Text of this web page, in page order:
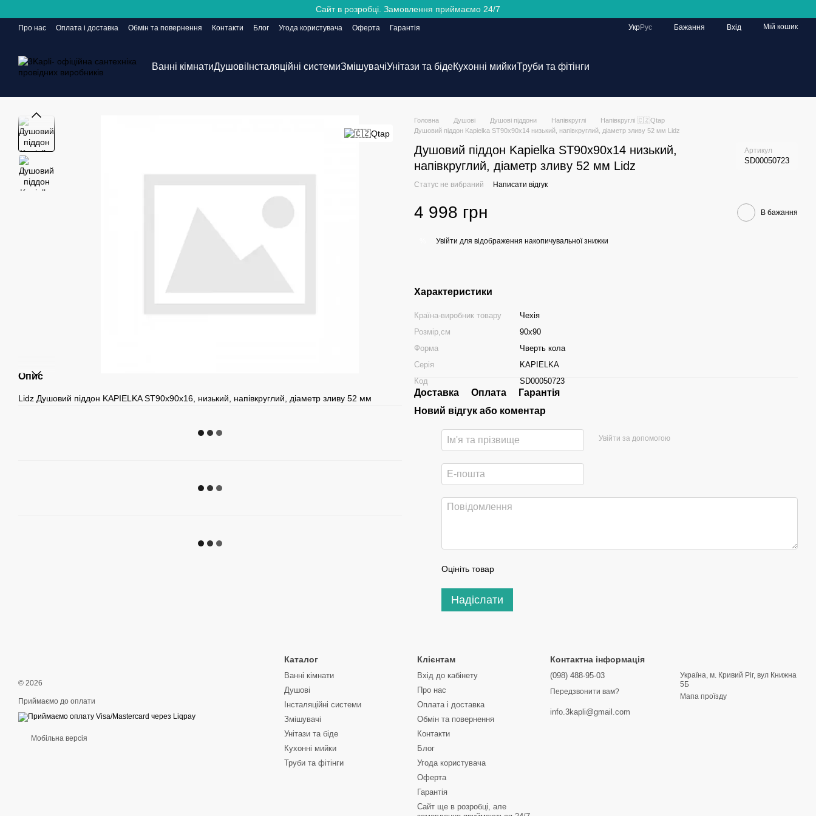
Сайт в розробці. Замовлення приймаємо 24/7
Про нас Оплата і доставка Обмін та повернення Контакти Блог Угода користувача Оферта
Гарантія
УкрРус Бажання Вхід Мій кошик
Ванні кімнатиДушові Інсталяційні системиЗмішувачіУнітази та бідеКухонні мийкиТруби та фітінги
Опис
Lidz Душовий піддон KAPIELKA ST90x90x16, низький, напівкруглий, діаметр зливу 52 мм
Головна Душові Душові піддони Напівкруглі
Напівкруглі 🇨🇿Qtap
Душовий піддон Kapielka ST90x90x14 низький, напівкруглий, діаметр зливу 52 мм Lidz
Душовий піддон Kapielka ST90x90x14 низький,
напівкруглий, діаметр зливу 52 мм Lidz
Артикул
SD00050723
Статус не вибраний Написати відгук
4 998 грн В бажання
Увійти для відображення накопичувальної знижки
Характеристики
Країна-виробник товару
Чехія
Розмір,см
90x90
Форма
Чверть кола
Серія
KAPIELKA
Код
SD00050723
Доставка Оплата
Гарантія
Новий відгук або коментар
Увійти за допомогою
Оцініть товар
Надіслати
© 2026
Приймаємо до оплати
Мобільна версія
Каталог
Ванні кімнати
Душові
Інсталяційні системи
Змішувачі
Унітази та біде
Кухонні мийки
Труби та фітінги
Клієнтам
Вхід до кабінету
Про нас
Оплата і доставка
Обмін та повернення
Контакти
Блог
Угода користувача
Оферта
Гарантія
Сайт ще в розробці, але
Контактна інформація
(098) 488-95-03
Передзвонити вам?
info.3kapli@gmail.com
Україна, м. Кривий Ріг, вул Книжна
5Б
Мапа проїзду